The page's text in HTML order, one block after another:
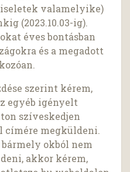
valamelyike)
(2023.10.03-ig).
éves bontásban
és a megadott
szerint kérem,
egyéb igényelt
szíveskedjen
címére megküldeni.
okból nem
akkor kérem,